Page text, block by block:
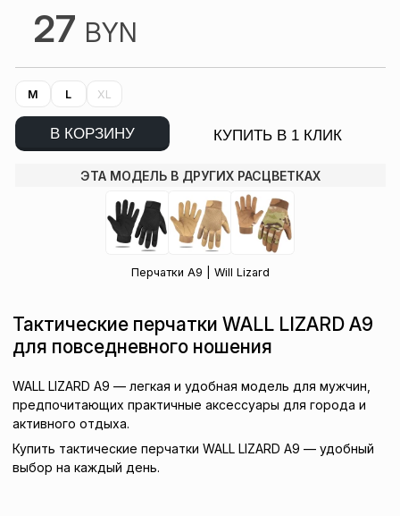
27 BYN
M L XL
В КОРЗИНУ КУПИТЬ В 1 КЛИК
ЭТА МОДЕЛЬ В ДРУГИХ РАСЦВЕТКАХ
Перчатки A9 | Will Lizard
Тактические перчатки WALL LIZARD A9
для повседневного ношения
WALL LIZARD A9 — легкая и удобная модель для мужчин,
предпочитающих практичные аксессуары для города и
активного отдыха.
Купить тактические перчатки WALL LIZARD A9 — удобный
выбор на каждый день.